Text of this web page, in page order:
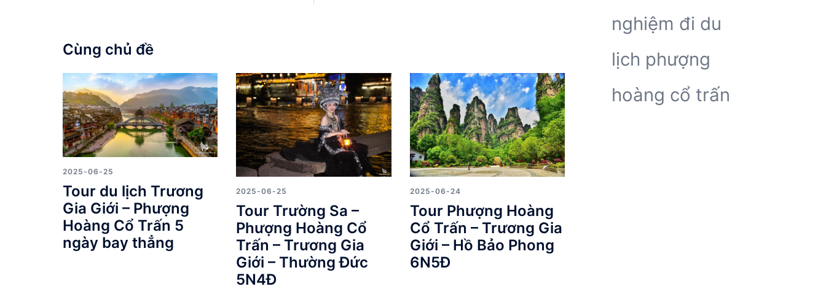
Cùng chủ đề
2025-06-25
Tour du lịch Trương
Gia Giới – Phượng
Hoàng Cổ Trấn 5
ngày bay thẳng
2025-06-25
Tour Trường Sa –
Phượng Hoàng Cổ
Trấn – Trương Gia
Giới – Thường Đức
5N4Đ
2025-06-24
Tour Phượng Hoàng
Cổ Trấn – Trương Gia
Giới – Hồ Bảo Phong
6N5Đ
nghiệm đi du
lịch phượng
hoàng cổ trấn